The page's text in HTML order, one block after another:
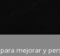
mejorar y